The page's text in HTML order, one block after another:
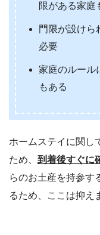
限がある家庭
門限が設けら
必要
家庭のルール
もある
ホームステイに関し
ため、 到着後すぐに
らのお土産を持参す
るため、ここは抑え